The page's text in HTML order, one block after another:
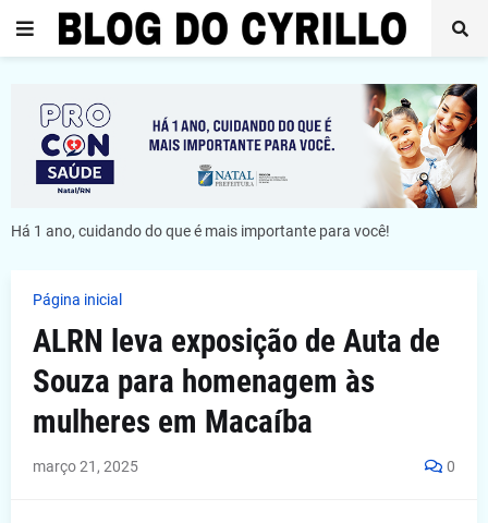
Há 1 ano, cuidando do que é mais importante para você!
Página inicial
ALRN leva exposição de Auta de
Souza para homenagem às
mulheres em Macaíba
março 21, 2025 0